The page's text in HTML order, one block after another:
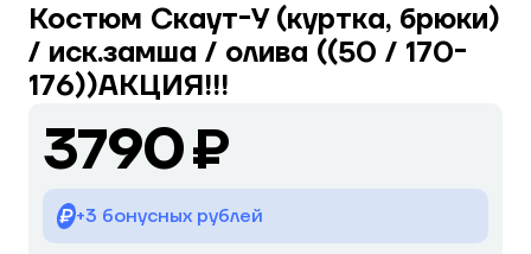
Костюм Скаут-У (куртка, брюки)
/ иск.замша / олива ((50 / 170-
176))АКЦИЯ!!!
3790 ₽
+3 бонусных рублей